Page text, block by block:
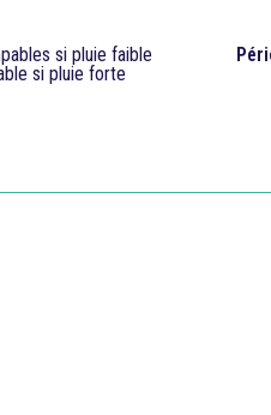
si pluie faible
si pluie forte